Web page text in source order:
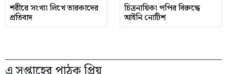
শরীরে সংখ্যা লিখে তারকাদের
প্রতিবাদ
চিত্রনায়িকা পপির বিরুদ্ধে
আইনি নোটিশ